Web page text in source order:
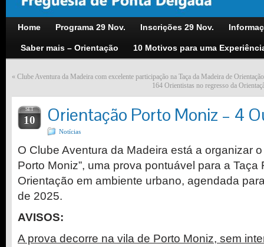
Home Programa 29 Nov. Inscrições 29 Nov.
Saber mais – Orientação 10 Motivos para uma
« Clube Aventura da Madeira com excelente participação na Taça da Madeira de
164 Orientistas no regresso da
SET
10 Orientação Porto Moniz – 4
Notícias
O Clube Aventura da Madeira está a organizar
Porto Moniz”, uma prova pontuável para a Taça
Orientação em ambiente urbano, agendada
de 2025.
AVISOS:
A prova decorre na vila de Porto Moniz, sem